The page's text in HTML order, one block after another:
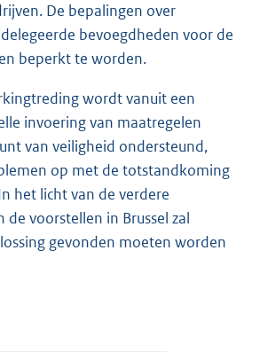
De bepalingen over
bevoegdheden voor de
beperkt te worden.
wordt vanuit een
invoering van maatregelen
van veiligheid ondersteund,
op met de totstandkoming
het licht van de verdere
de voorstellen in Brussel zal
gevonden moeten worden